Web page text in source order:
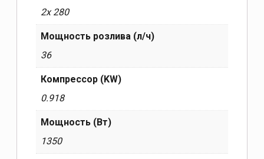
2x 280
Мощность розлива (л/ч)
36
Компрессор (KW)
0.918
Мощность (Вт)
1350